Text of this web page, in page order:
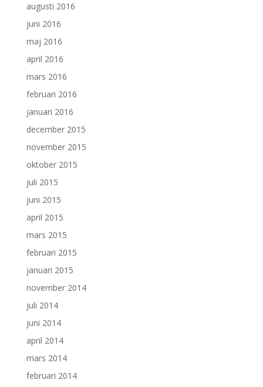
augusti 2016
juni 2016
maj 2016
april 2016
mars 2016
februari 2016
januari 2016
december 2015
november 2015
oktober 2015
juli 2015
juni 2015
april 2015
mars 2015
februari 2015
januari 2015
november 2014
juli 2014
juni 2014
april 2014
mars 2014
februari 2014